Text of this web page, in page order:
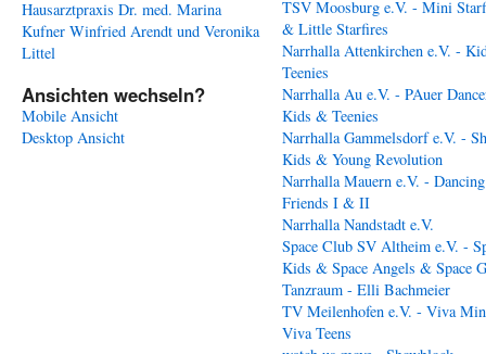
Hausarztpraxis Dr. med. Marina
Kufner Winfried Arendt und Veronika
Littel
Ansichten wechseln?
Mobile Ansicht
Desktop Ansicht
TSV Moosburg e.V. - Mini
& Little Starfires
Narrhalla Attenkirchen e.V. -
Teenies
Narrhalla Au e.V. - PAuer
Kids & Teenies
Narrhalla Gammelsdorf e.V. -
Kids & Young Revolution
Narrhalla Mauern e.V. - Dancing
Friends I & II
Narrhalla Nandstadt e.V.
Space Club SV Altheim e.V. -
Kids & Space Angels & Space
Tanzraum - Elli Bachmeier
TV Meilenhofen e.V. - Viva
Viva Teens